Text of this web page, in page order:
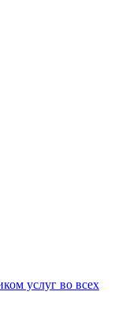
услуг во всех